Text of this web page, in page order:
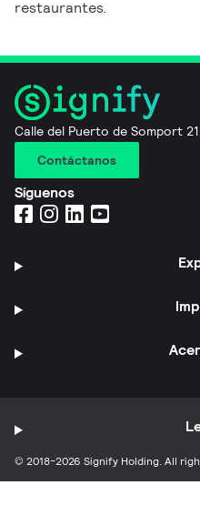
restaurantes.
Calle del Puerto de Somport
Contáctanos
Síguenos
© 2018-2026 Signify Holding. All